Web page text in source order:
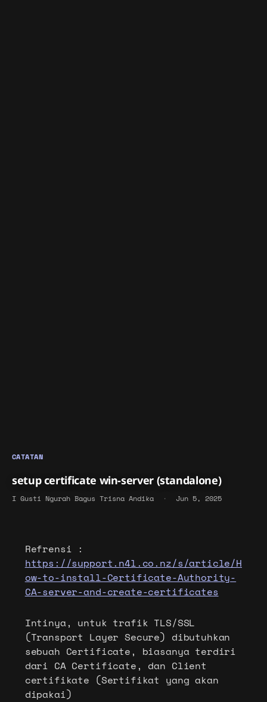
CATATAN
setup certificate win-server (standalone)
I Gusti Ngurah Bagus Trisna Andika · Jun 5, 2025
Refrensi :
https://support.n4l.co.nz/s/article/H
ow-to-install-Certificate-Authority-
CA-server-and-create-certificates
Intinya, untuk trafik TLS/SSL
(Transport Layer Secure) dibutuhkan
sebuah Certificate, biasanya terdiri
dari CA Certificate, dan Client
certifikate (Sertifikat yang akan
dipakai)